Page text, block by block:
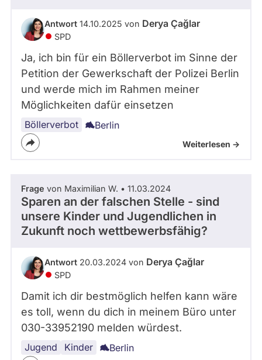
Antwort 14.10.2025 von Derya Çağlar
SPD
Ja, ich bin für ein Böllerverbot im Sinne der
Petition der Gewerkschaft der Polizei Berlin
und werde mich im Rahmen meiner
Möglichkeiten dafür einsetzen
Böllerverbot Berlin
Weiterlesen ->
Frage von Maximilian W. • 11.03.2024
Sparen an der falschen Stelle - sind
unsere Kinder und Jugendlichen in
Zukunft noch wettbewerbsfähig?
Antwort 20.03.2024 von Derya Çağlar
SPD
Damit ich dir bestmöglich helfen kann wäre
es toll, wenn du dich in meinem Büro unter
030-33952190 melden würdest.
Jugend Kinder Berlin